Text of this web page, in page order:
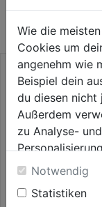
KATEGORIE
Wie die
Cookies um
angenehm wie
Beispiel dein
du diesen nicht
Außerdem
zu Analyse-
Einwilligung
unter anderem
Durch Klick auf
Notwendig
Statistiken